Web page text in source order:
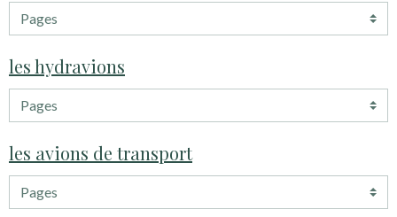
les hydravions
les avions de transport